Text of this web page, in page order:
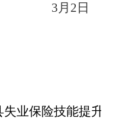
3月 2 日
失业保险技能提升